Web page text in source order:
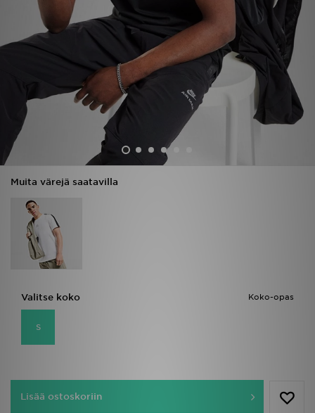
Muita värejä saatavilla
Koko-opas
Valitse koko
S
Lisää ostoskoriin
Lataa JD-sovellus
Minun JD
Minun viestini
Asiakaspalvelu ja tietoa